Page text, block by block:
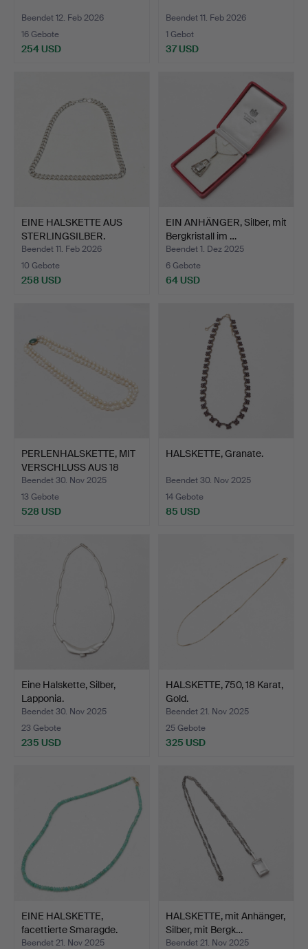
Beendet 12. Feb 2026
16 Gebote
254 USD
Beendet 11. Feb 2026
1 Gebot
37 USD
EINE HALSKETTE AUS
STERLINGSILBER.
Beendet 11. Feb 2026
10 Gebote
258 USD
EIN ANHÄNGER, Silber, mit
Bergkristall im …
Beendet 1. Dez 2025
6 Gebote
64 USD
PERLENHALSKETTE, MIT
VERSCHLUSS AUS 18
KAR…
Beendet 30. Nov 2025
13 Gebote
528 USD
HALSKETTE, Granate.
Beendet 30. Nov 2025
14 Gebote
85 USD
Eine Halskette, Silber,
Lapponia.
Beendet 30. Nov 2025
23 Gebote
235 USD
HALSKETTE, 750, 18 Karat,
Gold.
Beendet 21. Nov 2025
25 Gebote
325 USD
EINE HALSKETTE,
facettierte Smaragde.
Beendet 21. Nov 2025
HALSKETTE, mit Anhänger,
Silber, mit Bergk…
Beendet 21. Nov 2025